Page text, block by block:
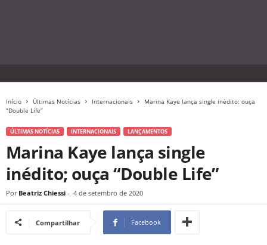
Início Últimas Notícias Internacionais
Marina Kaye lança single inédito; ouça
“Double Life”
ÚLTIMAS NOTÍCIAS INTERNACIONAIS LANÇAMENTOS
Marina Kaye lança single
inédito; ouça “Double Life”
Por Beatriz Chiessi - 4 de setembro de 2020
Compartilhar Facebook